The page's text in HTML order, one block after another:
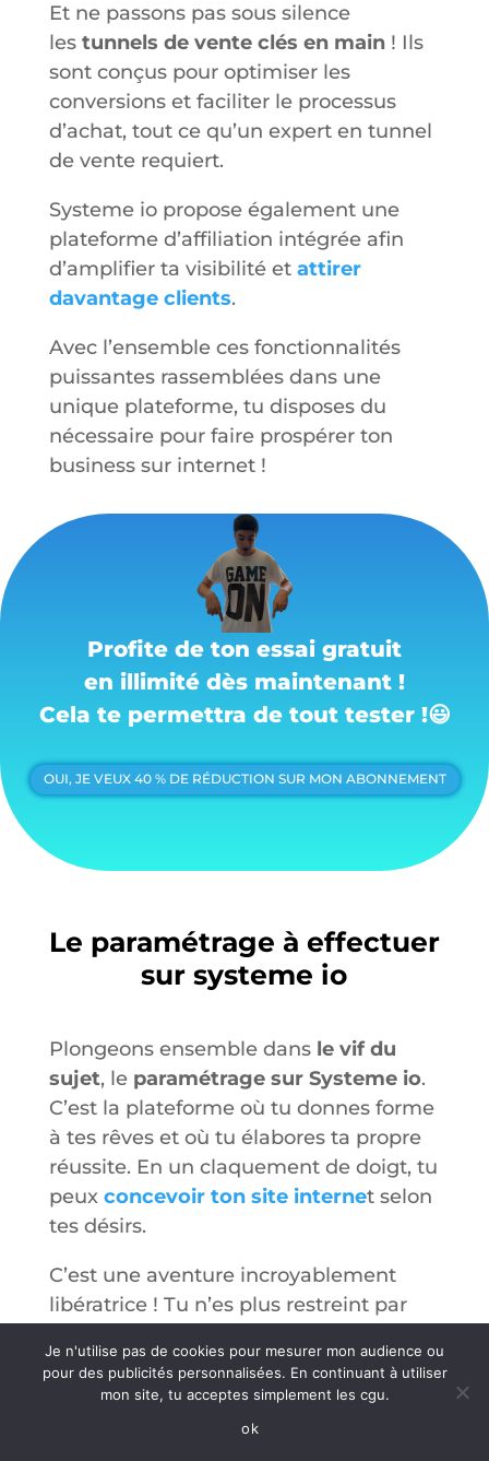
Et ne passons pas sous silence
les tunnels de vente clés en main ! Ils
sont conçus pour optimiser les
conversions et faciliter le processus
d’achat, tout ce qu’un expert en tunnel
de vente requiert.
Systeme io propose également une
plateforme d’affiliation intégrée afin
d’amplifier ta visibilité et attirer
davantage clients.
Avec l’ensemble ces fonctionnalités
puissantes rassemblées dans une
unique plateforme, tu disposes du
nécessaire pour faire prospérer ton
business sur internet !
Profite de ton essai gratuit
en illimité dès maintenant !
Cela te permettra de tout tester !😃
OUI, JE VEUX 40 % DE RÉDUCTION SUR MON ABONNEMENT
Le paramétrage à effectuer
sur systeme io
Plongeons ensemble dans le vif du
sujet, le paramétrage sur Systeme io.
C’est la plateforme où tu donnes forme
à tes rêves et où tu élabores ta propre
réussite. En un claquement de doigt, tu
peux concevoir ton site internet selon
tes désirs.
C’est une aventure incroyablement
libératrice ! Tu n’es plus restreint par
par ton imagination foisonnante et tes
objectifs grandioses. Tu as l’opportunité
tunnels de vente
Je n'utilise pas de cookies pour mesurer mon audience ou
pour des publicités personnalisées. En continuant à utiliser
mon site, tu acceptes simplement les cgu.
ok